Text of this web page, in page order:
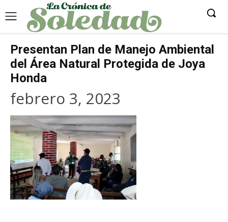
Presentan Plan de Manejo Ambiental
del Área Natural Protegida de Joya
Honda
febrero 3, 2023